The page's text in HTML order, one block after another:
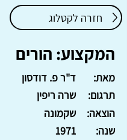
חזרה לקטלוג
המקצוע: הורים
ד"ר פ. דודסון
מאת:
שרה ריפין
תרגום:
שקמונה
הוצאה:
1971
שנה: